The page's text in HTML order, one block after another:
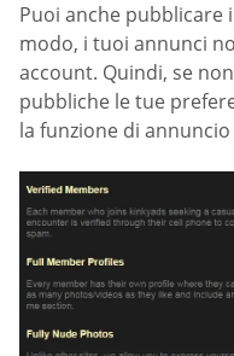
Puoi anche pubblicare
modo, i tuoi annunci
account. Quindi, se
pubbliche le tue
la funzione di